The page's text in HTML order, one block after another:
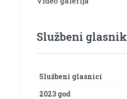
Službeni glasnik
Službeni glasnici
2023 god